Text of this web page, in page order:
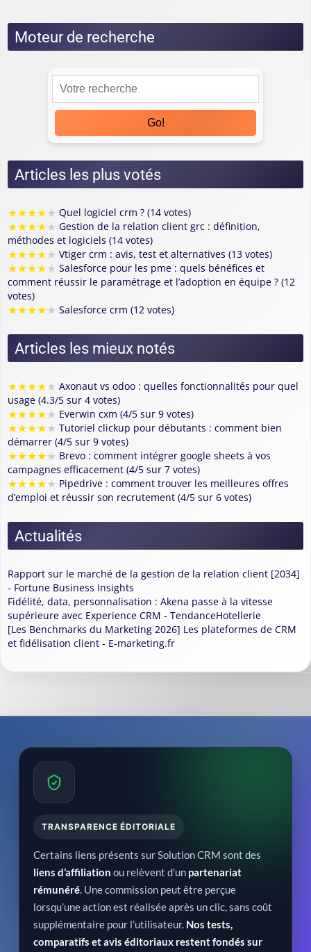
Moteur de recherche
Go!
Articles les plus votés
★★★★★ Quel logiciel crm ? (14 votes)
★★★★★ Gestion de la relation client grc : définition,
méthodes et logiciels (14 votes)
★★★★★ Vtiger crm : avis, test et alternatives (13 votes)
★★★★★ Salesforce pour les pme : quels bénéfices et
comment réussir le paramétrage et l’adoption en équipe ? (12
votes)
★★★★★ Salesforce crm (12 votes)
Articles les mieux notés
★★★★★ Axonaut vs odoo : quelles fonctionnalités pour quel
usage (4.3/5 sur 4 votes)
★★★★★ Everwin cxm (4/5 sur 9 votes)
★★★★★ Tutoriel clickup pour débutants : comment bien
démarrer (4/5 sur 9 votes)
★★★★★ Brevo : comment intégrer google sheets à vos
campagnes efficacement (4/5 sur 7 votes)
★★★★★ Pipedrive : comment trouver les meilleures offres
d’emploi et réussir son recrutement (4/5 sur 6 votes)
Actualités
Rapport sur le marché de la gestion de la relation client [2034]
- Fortune Business Insights
Fidélité, data, personnalisation : Akena passe à la vitesse
supérieure avec Experience CRM - TendanceHotellerie
[Les Benchmarks du Marketing 2026] Les plateformes de CRM
et fidélisation client - E-marketing.fr
TRANSPARENCE ÉDITORIALE
Certains liens présents sur Solution CRM sont des
liens d’affiliation ou relèvent d’un partenariat
rémunéré. Une commission peut être perçue
lorsqu’une action est réalisée après un clic, sans coût
supplémentaire pour l’utilisateur. Nos tests,
comparatifs et avis éditoriaux restent fondés sur